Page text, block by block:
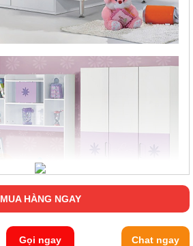
MUA HÀNG NGAY
Gọi ngay Chat ngay